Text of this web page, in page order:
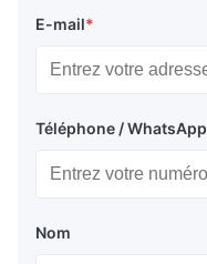
E-mail*
Téléphone / WhatsApp
Nom